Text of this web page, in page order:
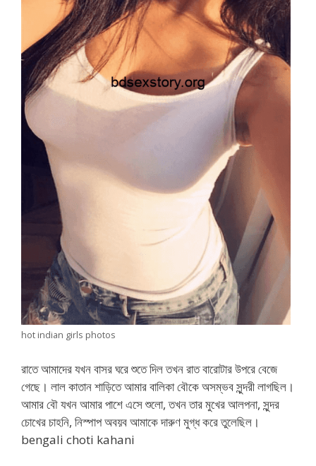
hot indian girls photos
রাতে আমাদের যখন বাসর ঘরে শুতে দিল তখন রাত বারোটার উপরে বেজে
গেছে। লাল কাতান শাড়িতে আমার বালিকা বৌকে অসম্ভব সুন্দরী লাগছিল।
আমার বৌ যখন আমার পাশে এসে শুলো, তখন তার মুখের আলপনা, সুন্দর
চোখের চাহনি, নিস্পাপ অবয়ব আমাকে দারুণ মুগ্ধ করে তুলেছিল।
bengali choti kahani